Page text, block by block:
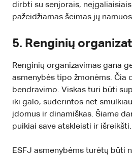
dirbti su senjorais,
pažeidžiamas šeimas jų
5. Renginių
Renginių organizavimas gana
asmenybės tipo žmonėms. Čia
bendravimo. Viskas turi būti
iki galo, suderintos net
įdomus ir dinamiškas. Šiame
puikiai save atskleisti ir išreikšti.
ESFJ asmenybėms turėtų būti